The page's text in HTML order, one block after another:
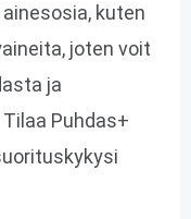
kuten
joten voit
ja
Puhdas+